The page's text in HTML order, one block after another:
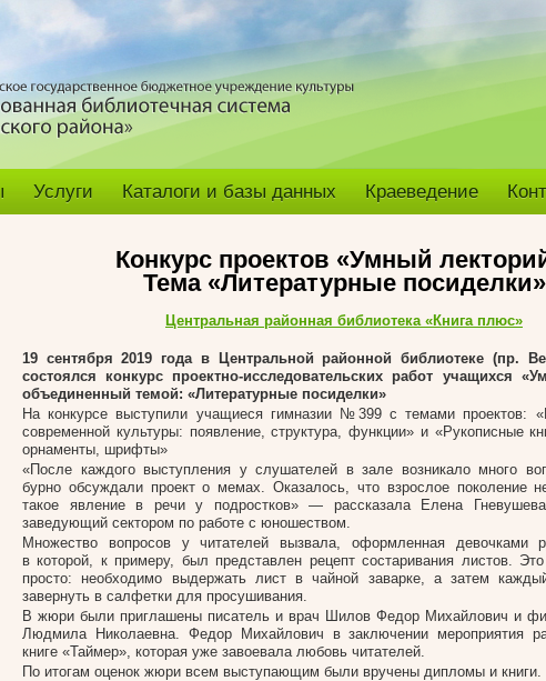
Услуги Каталоги и базы данных Краеведение
Конкурс проектов «Умный
Тема «Литературные посиделки»
Центральная районная библиотека «Книга плюс»
19 сентября 2019 года в Центральной районной библиотеке (пр.
состоялся конкурс проектно-исследовательских работ учащихся
объединенный темой: «Литературные посиделки»
На конкурсе выступили учащиеся гимназии №399 с темами проектов:
современной культуры: появление, структура, функции» и «Рукописные
орнаменты, шрифты»
«После каждого выступления у слушателей в зале возникало много
бурно обсуждали проект о мемах. Оказалось, что взрослое поколение
такое явление в речи у подростков» — рассказала Елена
заведующий сектором по работе с юношеством.
Множество вопросов у читателей вызвала, оформленная девочками
в которой, к примеру, был представлен рецепт состаривания листов.
просто: необходимо выдержать лист в чайной заварке, а затем
завернуть в салфетки для просушивания.
В жюри были приглашены писатель и врач Шилов Федор Михайлович и
Людмила Николаевна. Федор Михайлович в заключении мероприятия
книге «Таймер», которая уже завоевала любовь читателей.
По итогам оценок жюри всем выступающим были вручены дипломы и книги.